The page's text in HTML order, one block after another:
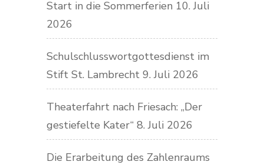
Start in die Sommerferien 10. Juli
2026
Schulschlusswortgottesdienst im
Stift St. Lambrecht 9. Juli 2026
Theaterfahrt nach Friesach: „Der
gestiefelte Kater“ 8. Juli 2026
Die Erarbeitung des Zahlenraums